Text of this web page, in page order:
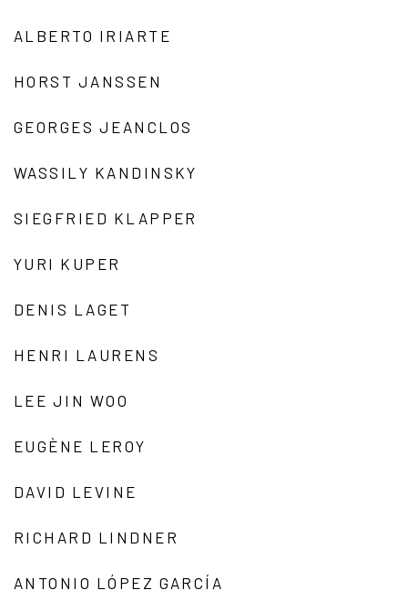
ALBERTO IRIARTE
HORST JANSSEN
GEORGES JEANCLOS
WASSILY KANDINSKY
SIEGFRIED KLAPPER
YURI KUPER
DENIS LAGET
HENRI LAURENS
LEE JIN WOO
EUGÈNE LEROY
DAVID LEVINE
RICHARD LINDNER
ANTONIO LÓPEZ GARCÍA